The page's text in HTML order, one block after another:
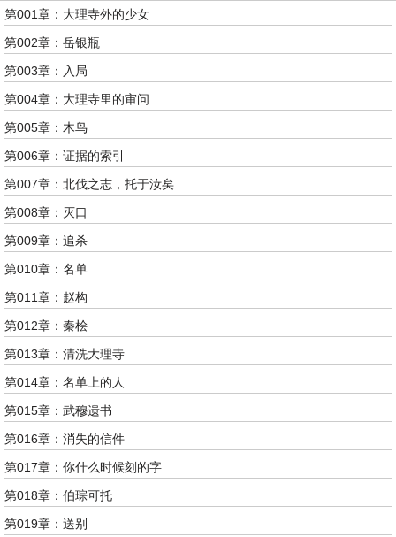
第001章：大理寺外的少女
第002章：岳银瓶
第003章：入局
第004章：大理寺里的审问
第005章：木鸟
第006章：证据的索引
第007章：北伐之志，托于汝矣
第008章：灭口
第009章：追杀
第010章：名单
第011章：赵构
第012章：秦桧
第013章：清洗大理寺
第014章：名单上的人
第015章：武穆遗书
第016章：消失的信件
第017章：你什么时候刻的字
第018章：伯琮可托
第019章：送别